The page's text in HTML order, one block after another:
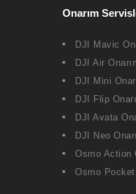
Onarım
DJI Mavic
DJI Air
DJI Mini
DJI Flip
DJI Avata
DJI Neo
Osmo Action
Osmo Pocket